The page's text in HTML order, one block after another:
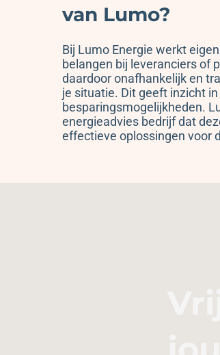
van Lumo?
Bij Lumo Energie werkt
belangen bij leveranciers of
daardoor onafhankelijk en
je situatie. Dit geeft inzicht
besparingsmogelijkheden.
energieadvies bedrijf dat
effectieve oplossingen voor